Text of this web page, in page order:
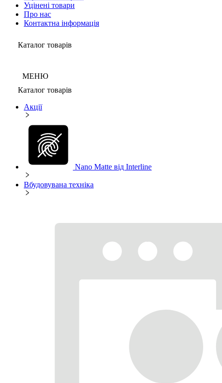
Уцінені товари
Про нас
Контактна інформація
Каталог товарів
МЕНЮ
Каталог товарів
Акції
Nano Matte від Interline
Вбудовувана техніка